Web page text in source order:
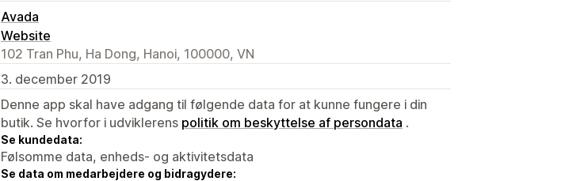
Avada
Website
102 Tran Phu, Ha Dong, Hanoi, 100000, VN
3. december 2019
Denne app skal have adgang til følgende data for at kunne fungere i din
butik. Se hvorfor i udviklerens politik om beskyttelse af persondata .
Se kundedata:
Følsomme data, enheds- og aktivitetsdata
Se data om medarbejdere og bidragydere: